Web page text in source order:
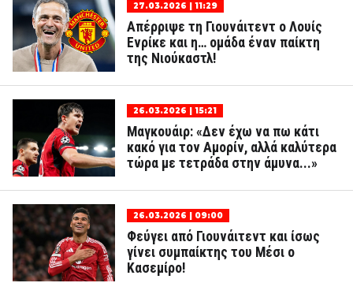
27.03.2026 | 11:29
Απέρριψε τη Γιουνάιτεντ ο Λουίς
Ενρίκε και η… ομάδα έναν παίκτη
της Νιούκαστλ!
26.03.2026 | 15:21
Μαγκουάιρ: «Δεν έχω να πω κάτι
κακό για τον Αμορίν, αλλά καλύτερα
τώρα με τετράδα στην άμυνα...»
26.03.2026 | 09:00
Φεύγει από Γιουνάιτεντ και ίσως
γίνει συμπαίκτης του Μέσι ο
Κασεμίρο!